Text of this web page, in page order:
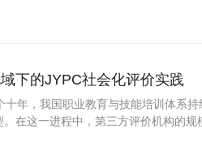
下的JYPC社会化评价实践
十年，我国职业教育与技能培训体系
在这一进程中，第三方评价机构的